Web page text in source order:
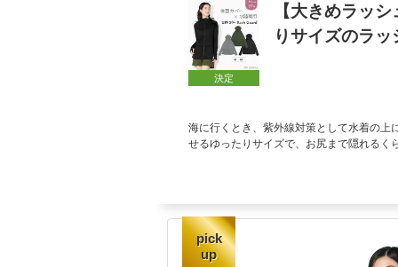
決定
【大きめラッ
りサイズのラ
海に行くとき、紫外線対策として水着の上
せるゆったりサイズで、お尻まで隠れるく
pick
up